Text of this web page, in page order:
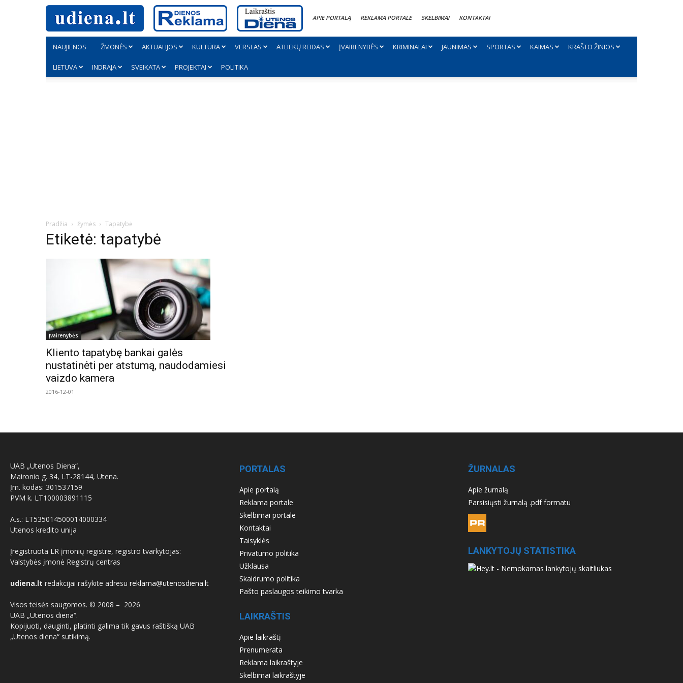
APIE PORTALĄ REKLAMA PORTALE SKELBIMAI KONTAKTAI
NAUJIENOS ŽMONĖS AKTUALIJOS KULTŪRA VERSLAS ATLIEKŲ REIDAS ĮVAIRENYBĖS KRIMINALAI JAUNIMAS SPORTAS KAIMAS KRAŠTO ŽINIOS
LIETUVA INDRAJA SVEIKATA PROJEKTAI POLITIKA
Pradžia žymės Tapatybė
Etiketė: tapatybė
Įvairenybės
Kliento tapatybę bankai galės
nustatinėti per atstumą, naudodamiesi
vaizdo kamera
2016-12-01
UAB „Utenos Diena“,
Maironio g. 34, LT-28144, Utena.
Įm. kodas: 301537159
PVM k. LT100003891115
A.s.: LT535014500014000334
Utenos kredito unija
Įregistruota LR įmonių registre, registro tvarkytojas:
Valstybės įmonė Registrų centras
udiena.lt redakcijai rašykite adresu reklama@utenosdiena.lt
Visos teisės saugomos. © 2008 – 2026
UAB „Utenos diena“.
Kopijuoti, dauginti, platinti galima tik gavus raštišką UAB
„Utenos diena“ sutikimą.
PORTALAS
Apie portalą
Reklama portale
Skelbimai portale
Kontaktai
Taisyklės
Privatumo politika
Užklausa
Skaidrumo politika
Pašto paslaugos teikimo tvarka
LAIKRAŠTIS
Apie laikraštį
Prenumerata
Reklama laikraštyje
Skelbimai laikraštyje
ŽURNALAS
Apie žurnalą
Parsisiųsti žurnalą .pdf formatu
LANKYTOJŲ STATISTIKA